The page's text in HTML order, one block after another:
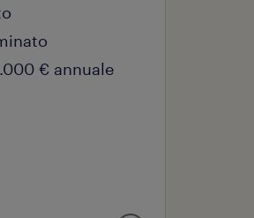
€ annuale